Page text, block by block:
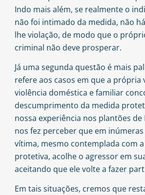
Indo mais além, se realmente o
não foi intimado da medida, não
lhe violação, de modo que o
criminal não deve prosperar.
Já uma segunda questão é mais
refere aos casos em que a própria
violência doméstica e familiar
descumprimento da medida
nossa experiência nos plantões de
nos fez perceber que em
vítima, mesmo contemplada com
protetiva, acolhe o agressor em
aceitando que ele volte a fazer
Em tais situações, cremos que